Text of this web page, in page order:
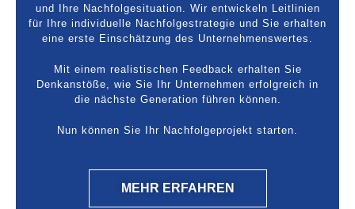
und Ihre Nachfolgesituation. Wir entwickeln Leitlinien
für Ihre individuelle Nachfolgestrategie und Sie erhalten
eine erste Einschätzung des Unternehmenswertes.
Mit einem realistischen Feedback erhalten Sie
Denkanstöße, wie Sie Ihr Unternehmen erfolgreich in
die nächste Generation führen können.
Nun können Sie Ihr Nachfolgeprojekt starten.
MEHR ERFAHREN